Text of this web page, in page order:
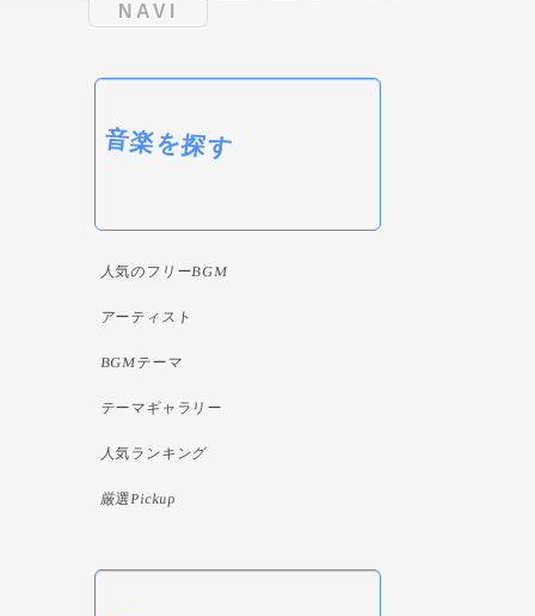
NAVI
音楽を探す
人気のフリーBGM
アーティスト
BGMテーマ
テーマギャラリー
人気ランキング
厳選Pickup